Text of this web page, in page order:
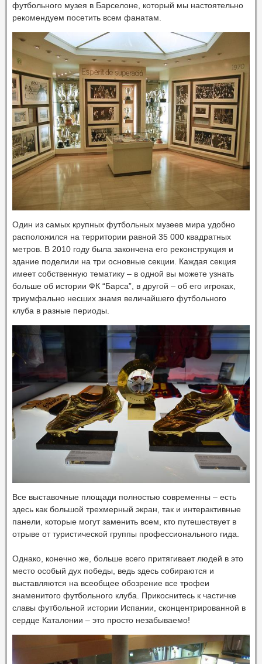
футбольного музея в Барселоне, который мы настоятельно
рекомендуем посетить всем фанатам.
Один из самых крупных футбольных музеев мира удобно
расположился на территории равной 35 000 квадратных
метров. В 2010 году была закончена его реконструкция и
здание поделили на три основные секции. Каждая секция
имеет собственную тематику – в одной вы можете узнать
больше об истории ФК “Барса”, в другой – об его игроках,
триумфально несших знамя величайшего футбольного
клуба в разные периоды.
Все выставочные площади полностью современны – есть
здесь как большой трехмерный экран, так и интерактивные
панели, которые могут заменить всем, кто путешествует в
отрыве от туристической группы профессионального гида.
Однако, конечно же, больше всего притягивает людей в это
место особый дух победы, ведь здесь собираются и
выставляются на всеобщее обозрение все трофеи
знаменитого футбольного клуба. Прикоснитесь к частичке
славы футбольной истории Испании, сконцентрированной в
сердце Каталонии – это просто незабываемо!